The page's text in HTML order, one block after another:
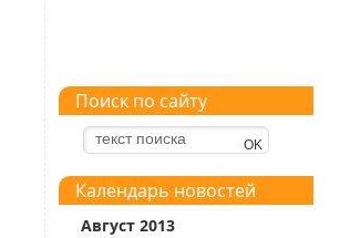
Поиск по сайту
Календарь новостей
Август 2013